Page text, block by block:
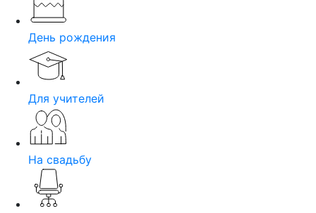
День рождения
Для учителей
На свадьбу